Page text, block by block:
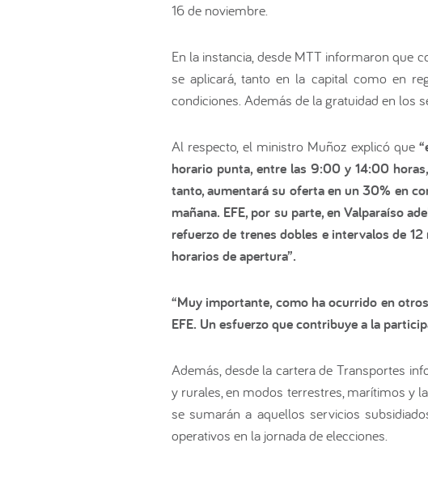
16 de noviembre.
En la instancia, desde MTT informaron que
se aplicará, tanto en la capital como en
condiciones. Además de la gratuidad en los
Al respecto, el ministro Muñoz explicó que
horario punta, entre las 9:00 y 14:00
tanto, aumentará su oferta en un 30% en
mañana. EFE, por su parte, en Valparaíso
refuerzo de trenes dobles e intervalos de
horarios de apertura”.
“Muy importante, como ha ocurrido en
EFE. Un esfuerzo que contribuye a la
Además, desde la cartera de Transportes
y rurales, en modos terrestres, marítimos y
se sumarán a aquellos servicios
operativos en la jornada de elecciones.